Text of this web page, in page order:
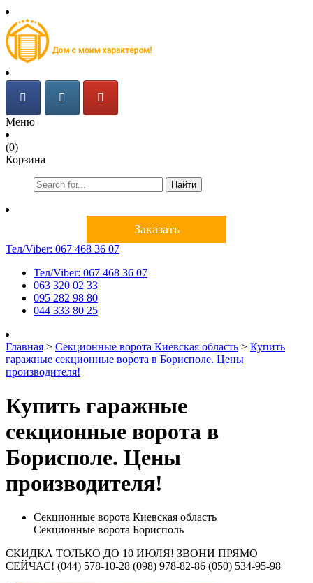
Меню
(0)
Корзина
Найти
Заказать
Тел/Viber: 067 468 36 07
Тел/Viber: 067 468 36 07
063 320 02 33
095 282 98 80
044 333 80 25
Главная > Секционные ворота Киевская область > Купить
гаражные секционные ворота в Борисполе. Цены
производителя!
Купить гаражные
секционные ворота в
Борисполе. Цены
производителя!
Секционные ворота Киевская область
Секционные ворота Борисполь
СКИДКА ТОЛЬКО ДО 10 ИЮЛЯ! ЗВОНИ ПРЯМО
СЕЙЧАС! (044) 578-10-28 (098) 978-82-86 (050) 534-95-98